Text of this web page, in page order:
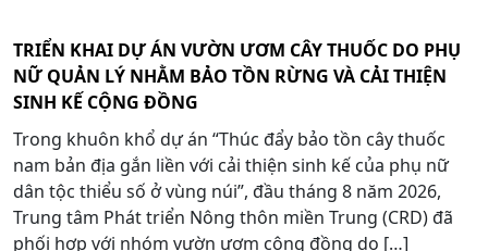
TRIỂN KHAI DỰ ÁN VƯỜN ƯƠM CÂY THUỐC DO PHỤ
NỮ QUẢN LÝ NHẰM BẢO TỒN RỪNG VÀ CẢI THIỆN
SINH KẾ CỘNG ĐỒNG
Trong khuôn khổ dự án “Thúc đẩy bảo tồn cây thuốc
nam bản địa gắn liền với cải thiện sinh kế của phụ nữ
dân tộc thiểu số ở vùng núi”, đầu tháng 8 năm 2026,
Trung tâm Phát triển Nông thôn miền Trung (CRD) đã
phối hợp với nhóm vườn ươm cộng đồng do […]